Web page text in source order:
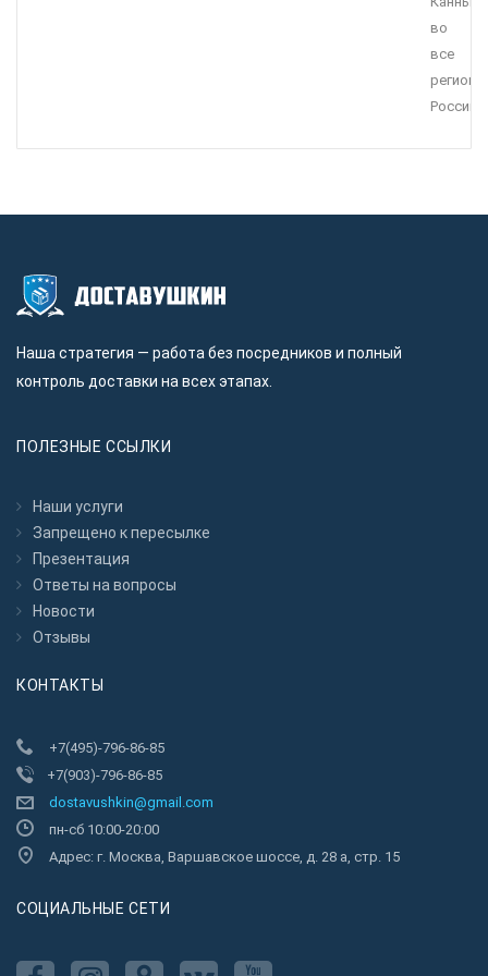
во
все
регионы
России.
Наша стратегия — работа без посредников и полный
контроль доставки на всех этапах.
ПОЛЕЗНЫЕ ССЫЛКИ
Наши услуги
Запрещено к пересылкe
Презентация
Ответы на вопросы
Новости
Отзывы
КОНТАКТЫ
+7(495)-796-86-85
+7(903)-796-86-85
dostavushkin@gmail.com
пн-сб 10:00-20:00
Адрес: г. Москва, Варшавское шоссе, д. 28 а, стр. 15
CОЦИАЛЬНЫЕ СЕТИ